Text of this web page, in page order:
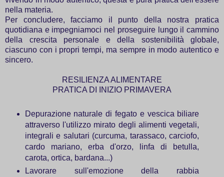
nella materia.
Per concludere, facciamo il punto della nostra pratica
quotidiana e impegniamoci nel proseguire lungo il cammino
della crescita personale e della sostenibilità globale,
ciascuno con i propri tempi, ma sempre in modo autentico e
sincero.
RESILIENZA ALIMENTARE
PRATICA DI INIZIO PRIMAVERA
Depurazione naturale di fegato e vescica biliare
attraverso l'utilizzo mirato degli alimenti vegetali,
integrali e salutari (curcuma, tarassaco, carciofo,
cardo mariano, erba d'orzo, linfa di betulla,
carota, ortica, bardana...)
Lavorare sull'emozione della rabbia